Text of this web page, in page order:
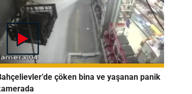
çöken bina ve yaşanan panik